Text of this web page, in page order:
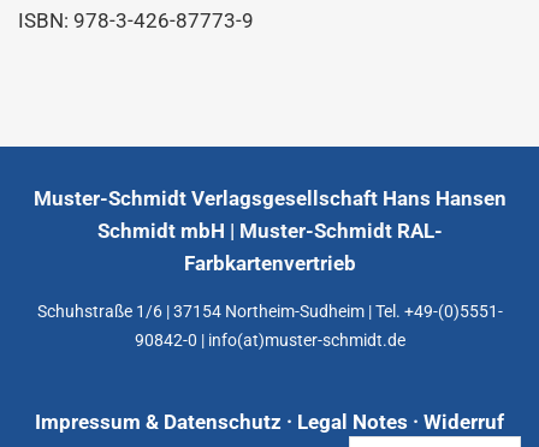
ISBN: 978-3-426-87773-9
Muster-Schmidt Verlagsgesellschaft Hans Hansen
Schmidt mbH | Muster-Schmidt RAL-
Farbkartenvertrieb
Schuhstraße 1/6 | 37154 Northeim-Sudheim | Tel. +49-(0)5551-
90842-0 | info(at)muster-schmidt.de
Impressum & Datenschutz · Legal Notes · Widerruf